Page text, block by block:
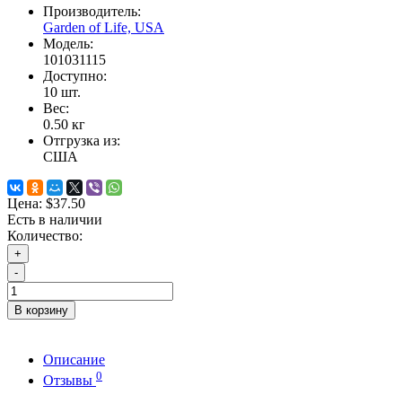
Производитель:
Garden of Life, USA
Модель:
101031115
Доступно:
10 шт.
Вес:
0.50 кг
Отгрузка из:
США
Цена: $37.50
Есть в наличии
Количество:
+
-
В корзину
Описание
Отзывы 0